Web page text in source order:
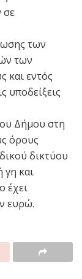
σε
των
των
και εντός
υποδείξεις
Δήμου στη
όρους
δικτύου
και
έχει
ευρώ.